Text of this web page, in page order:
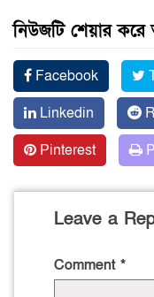
নিউজটি শেয়ার করে
Facebook
Linkedin
Pinterest
Leave a
Comment *